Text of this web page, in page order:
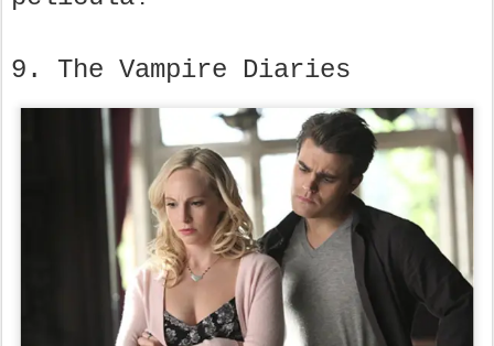
9. The Vampire Diaries